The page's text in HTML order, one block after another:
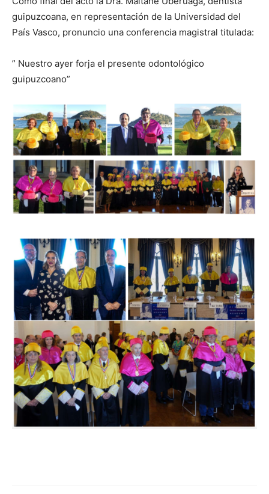
guipuzcoana, en representación de la Universidad del
País Vasco, pronuncio una conferencia magistral titulada:
” Nuestro ayer forja el presente odontológico
guipuzcoano”